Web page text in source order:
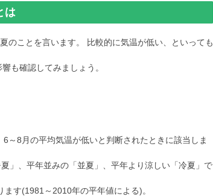
は
のことを言います。 比較的に気温が低い、といっても
も確認してみましょう。
～8月の平均気温が低いと判断されたときに該当しま
」、平年並みの「並夏」、平年より涼しい「冷夏」で
す(1981～2010年の平年値による)。